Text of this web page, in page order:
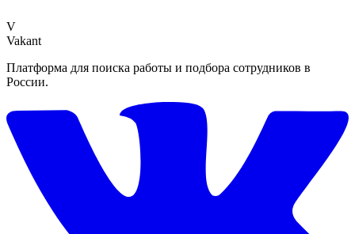
V
Vakant
Платформа для поиска работы и подбора сотрудников в
России.